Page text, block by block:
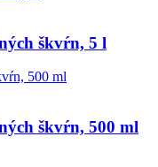
škvŕn, 5 l
škvŕn, 500 ml